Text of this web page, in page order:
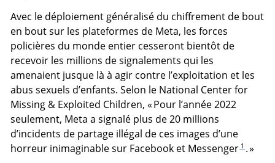
Avec le déploiement généralisé du chiffrement de bout
en bout sur les plateformes de Meta, les forces
policières du monde entier cesseront bientôt de
recevoir les millions de signalements qui les
amenaient jusque là à agir contre l’exploitation et les
abus sexuels d’enfants. Selon le National Center for
Missing & Exploited Children, « Pour l’année 2022
seulement, Meta a signalé plus de 20 millions
d’incidents de partage illégal de ces images d’une
horreur inimaginable sur Facebook et Messenger 1 . »